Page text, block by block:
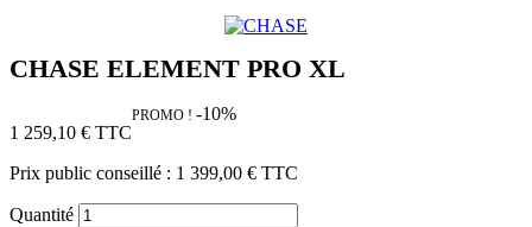
CHASE ELEMENT PRO XL
1 259,10 € TTC
PROMO ! -10%
Prix public conseillé : 1 399,00 € TTC
Quantité